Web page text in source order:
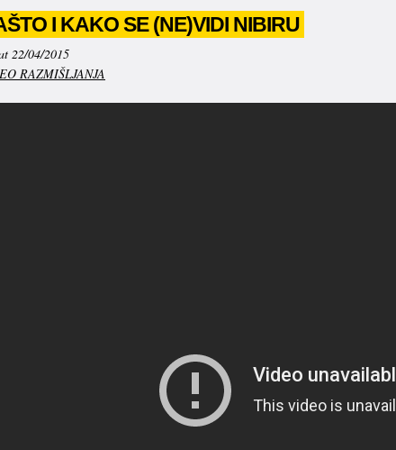
I KAKO SE (NE)VIDI NIBIRU
22/04/2015
RAZMIŠLJANJA